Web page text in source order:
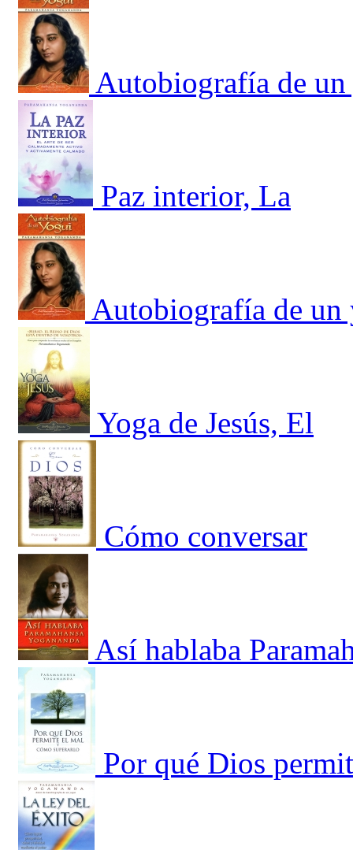
Autobiografía de
Paz interior, La
Autobiografía de
Yoga de Jesús, El
Cómo conversar
Así hablaba
Por qué Dios